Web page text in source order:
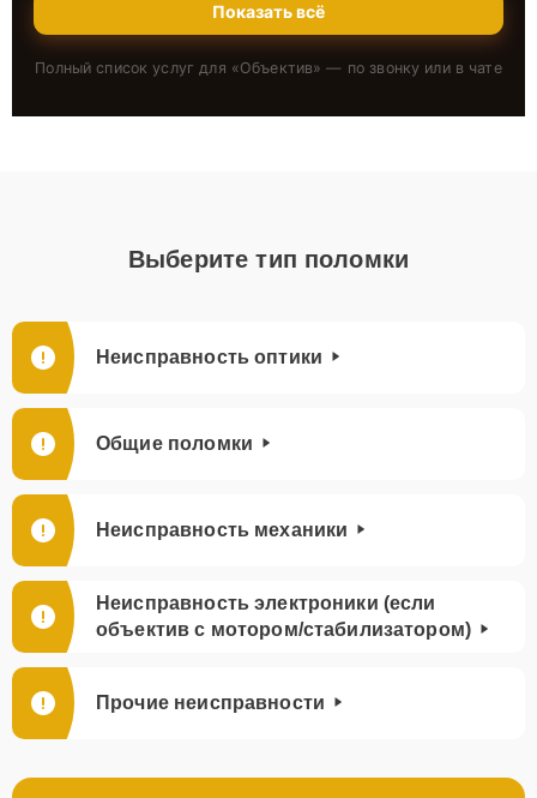
Показать всё
Полный список услуг для «Объектив» — по звонку или в чате
Выберите тип поломки
Неисправность оптики
Общие поломки
Неисправность механики
Неисправность электроники (если
объектив с мотором/стабилизатором)
Прочие неисправности